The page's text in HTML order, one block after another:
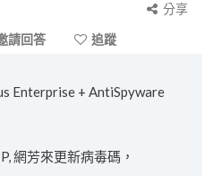
分享
請回答
追蹤
Enterprise + AntiSpyware
網芳來更新病毒碼，